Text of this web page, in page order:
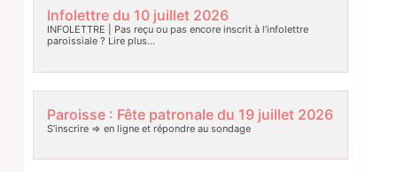
Infolettre du 10 juillet 2026
INFOLETTRE | Pas reçu ou pas encore inscrit à l’infolettre
paroissiale ? Lire plus…
Paroisse : Fête patronale du 19 juillet 2026
S’inscrire => en ligne et répondre au sondage